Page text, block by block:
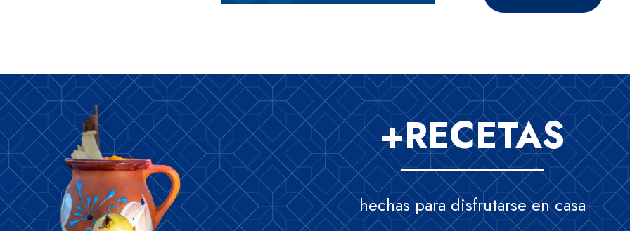
+RECETAS
hechas para disfrutarse en casa